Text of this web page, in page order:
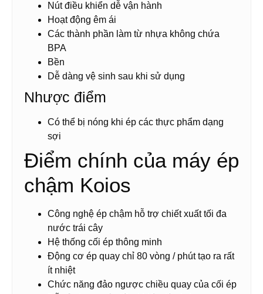
Nút điều khiển dễ vận hành
Hoạt động êm ái
Các thành phần làm từ nhựa không chứa
BPA
Bền
Dễ dàng vệ sinh sau khi sử dụng
Nhược điểm
Có thể bị nóng khi ép các thực phẩm dạng
sợi
Điểm chính của máy ép
chậm Koios
Công nghệ ép chậm hỗ trợ chiết xuất tối đa
nước trái cây
Hệ thống cối ép thông minh
Động cơ ép quay chỉ 80 vòng / phút tạo ra rất
ít nhiệt
Chức năng đảo ngược chiều quay của cối ép